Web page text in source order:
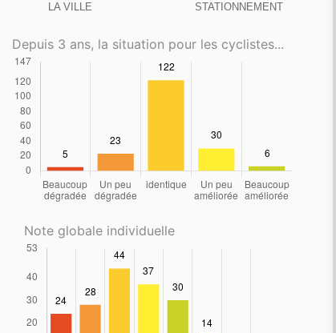
LA VILLE
STATIONNEMENT
Depuis 3 ans, la situation pour les cyclistes...
Note globale individuelle